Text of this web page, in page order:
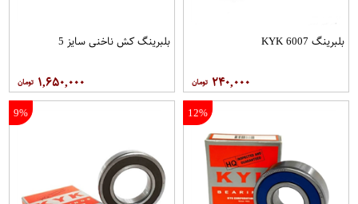
بلبرینگ 6007 KYK
۲۴۰,۰۰۰
بلبرینگ کش ناخنی سایز 5
۱,۶۵۰,۰۰۰
12%
9%